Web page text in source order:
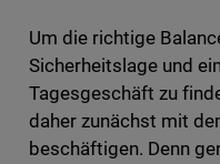
Um die richtige
Sicherheitslage und
Tagesgeschäft zu
daher zunächst mit
beschäftigen. Denn